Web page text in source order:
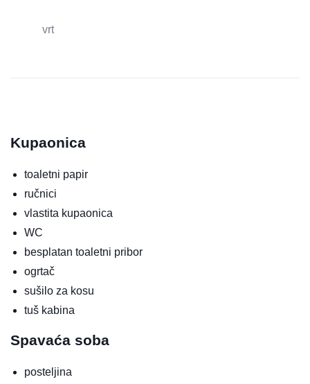
vrt
Kupaonica
toaletni papir
ručnici
vlastita kupaonica
WC
besplatan toaletni pribor
ogrtač
sušilo za kosu
tuš kabina
Spavaća soba
posteljina